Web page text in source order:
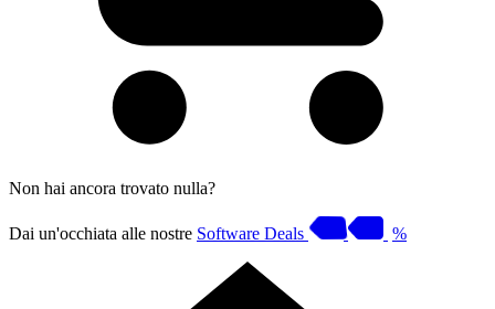
Non hai ancora trovato nulla?
Dai un'occhiata alle nostre Software Deals %